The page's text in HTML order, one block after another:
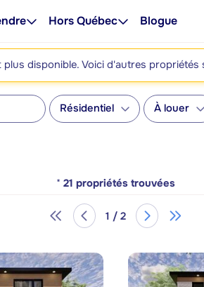
Hors Québec Blogue
disponible. Voici d'autres propriétés
Résidentiel À louer
* 21 propriétés trouvées
1 / 2